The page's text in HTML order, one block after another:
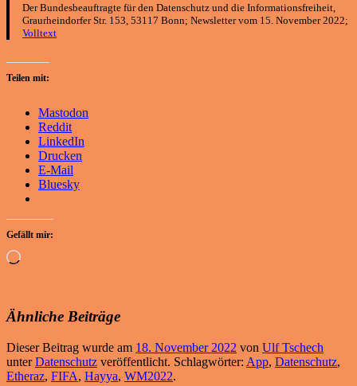
Der Bundesbeauftragte für den Datenschutz und die Informationsfreiheit,
Graurheindorfer Str. 153, 53117 Bonn; Newsletter vom 15. November 2022;
Volltext
Teilen mit:
Mastodon
Reddit
LinkedIn
Drucken
E-Mail
Bluesky
Gefällt mir:
Wird
Ähnliche Beiträge
Dieser Beitrag wurde am 18. November 2022 von Ulf Tschech
unterDatenschutz veröffentlicht. Schlagwörter: App, Datenschutz,
Etheraz, FIFA, Hayya, WM2022.